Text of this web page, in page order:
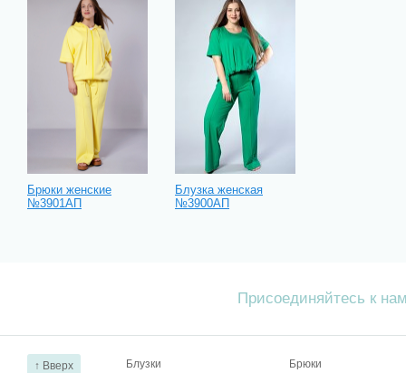
Брюки женские
№3901АП
Блузка женская
№3900АП
Присоединяйтесь к
↑ Вверх Блузки
Брюки